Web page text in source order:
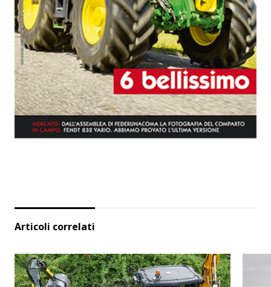
Articoli correlati